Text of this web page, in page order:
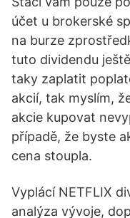
účet u brokerské
na burze
tuto dividendu
taky zaplatit
akcií, tak myslím,
akcie kupovat
případě, že byste
cena stoupla.
Vyplácí NETFLIX
analýza vývoje,